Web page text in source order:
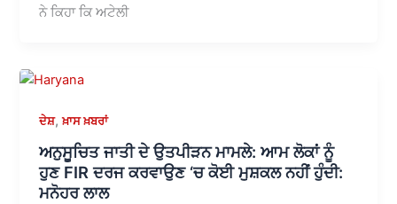
ਨੇ ਕਿਹਾ ਕਿ ਅਟੇਲੀ
ਦੇਸ਼,ਖ਼ਾਸ ਖ਼ਬਰਾਂ
ਅਨੁਸੂਚਿਤ ਜਾਤੀ ਦੇ ਉਤਪੀੜਨ ਮਾਮਲੇ: ਆਮ ਲੋਕਾਂ ਨੂੰ
ਹੁਣ FIR ਦਰਜ ਕਰਵਾਉਣ ‘ਚ ਕੋਈ ਮੁਸ਼ਕਲ ਨਹੀਂ ਹੁੰਦੀ:
ਮਨੋਹਰ ਲਾਲ